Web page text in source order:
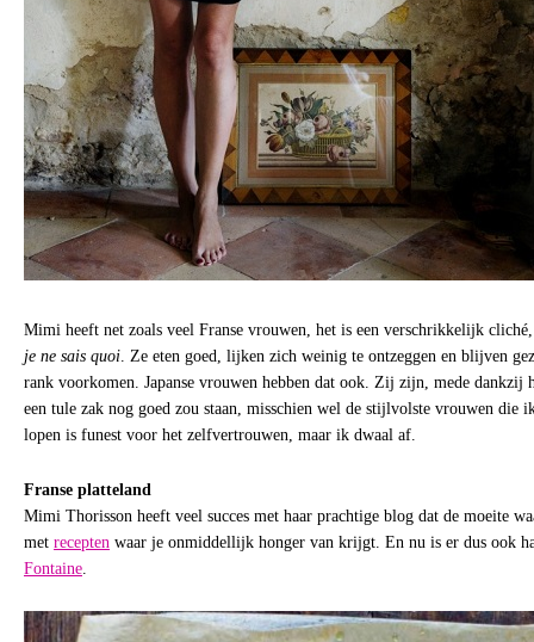
Mimi heeft net zoals veel Franse vrouwen, het is een verschrikkelijk
je ne sais quoi. Ze eten goed, lijken zich weinig te ontzeggen en blijven
rank voorkomen. Japanse vrouwen hebben dat ook. Zij zijn, mede dankzij
een tule zak nog goed zou staan, misschien wel de stijlvolste vrouwen die
lopen is funest voor het zelfvertrouwen, maar ik dwaal af.
Franse platteland
Mimi Thorisson heeft veel succes met haar prachtige blog dat de moeite
met recepten waar je onmiddellijk honger van krijgt. En nu is er dus ook
Fontaine.